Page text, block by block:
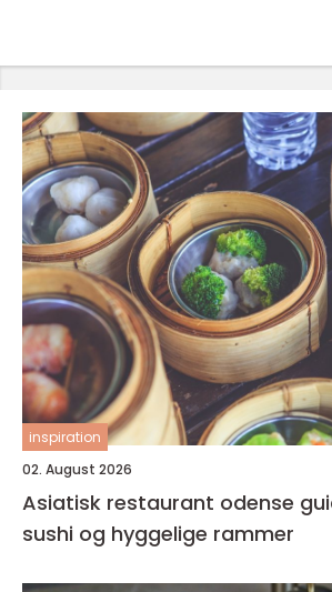
inspiration
02. August 2026
Asiatisk restaurant odense guide til buffet,
sushi og hyggelige rammer